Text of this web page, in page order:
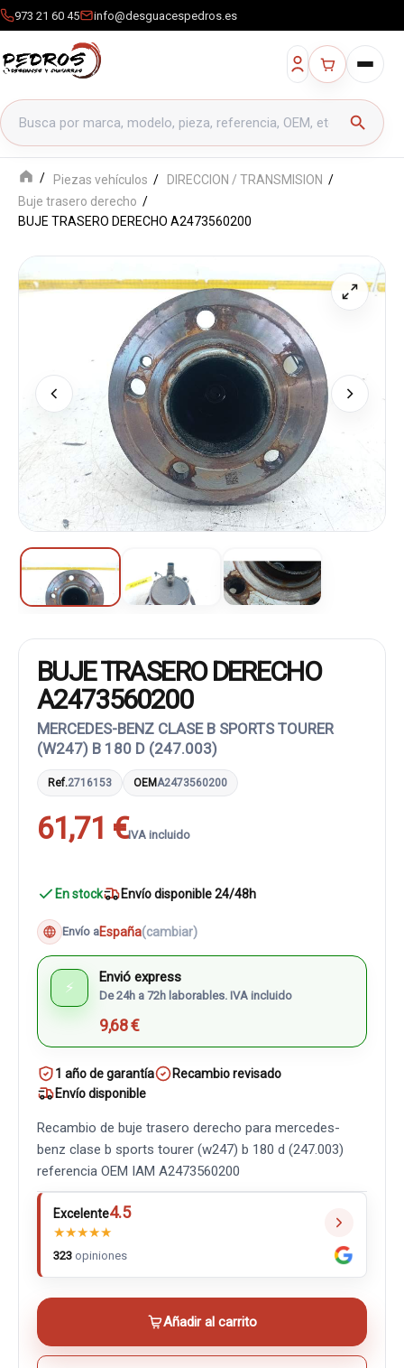
973 21 60 45 info@desguacespedros.es
Buscar productos
search
Piezas vehículos
DIRECCION / TRANSMISION
Buje trasero derecho
BUJE TRASERO DERECHO A2473560200
BUJE TRASERO DERECHO
A2473560200
MERCEDES-BENZ CLASE B SPORTS TOURER
(W247) B 180 D (247.003)
Ref.2716153 OEMA2473560200
61,71 €IVA incluido
En stock Envío disponible 24/48h
Envío aEspaña(cambiar)
⚡
Envió express
De 24h a 72h laborables. IVA incluido
9,68 €
1 año de garantía
Recambio revisado
Envío disponible
Recambio de buje trasero derecho para mercedes-
benz clase b sports tourer (w247) b 180 d (247.003)
referencia OEM IAM A2473560200
Excelente4.5
★★★★★
323 opiniones
Añadir al carrito